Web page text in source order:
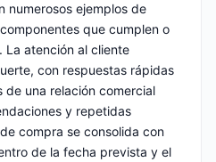
numerosos ejemplos de
que cumplen o
La atención al cliente
con respuestas rápidas
una relación comercial
y repetidas
compra se consolida con
de la fecha prevista y el